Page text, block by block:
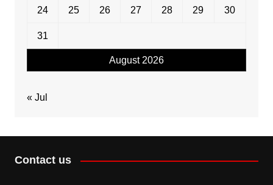
August 2026
24 25 26 27 28 29 30
31
« Jul
Contact us